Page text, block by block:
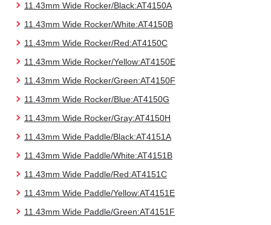
11.43mm Wide Rocker/Black:AT4150A
11.43mm Wide Rocker/White:AT4150B
11.43mm Wide Rocker/Red:AT4150C
11.43mm Wide Rocker/Yellow:AT4150E
11.43mm Wide Rocker/Green:AT4150F
11.43mm Wide Rocker/Blue:AT4150G
11.43mm Wide Rocker/Gray:AT4150H
11.43mm Wide Paddle/Black:AT4151A
11.43mm Wide Paddle/White:AT4151B
11.43mm Wide Paddle/Red:AT4151C
11.43mm Wide Paddle/Yellow:AT4151E
11.43mm Wide Paddle/Green:AT4151F